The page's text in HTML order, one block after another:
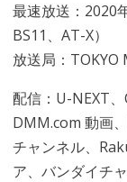
最速放送：2020
BS11、AT-X）
放送局：TOKYO
配信：U-NEXT、
DMM.com 動画
チャンネル、
ア、バンダイチ